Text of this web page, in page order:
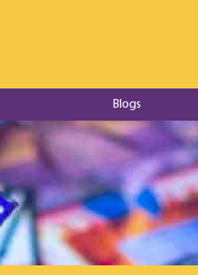
Blogs